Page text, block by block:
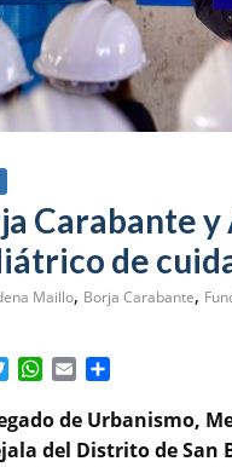
Carabante
de
Maillo, Borja Carabante,
i
t
W
a
t
a
i
m
p
de Urbanismo,
del Distrito de